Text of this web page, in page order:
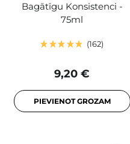
Bagātīgu Konsistenci -
75ml
162
9,20 €
PIEVIENOT GROZAM